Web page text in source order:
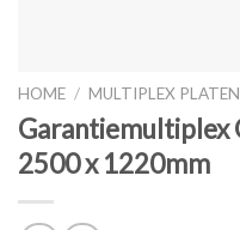
HOME / MULTIPLEX PLATEN
Garantiemultiplex
2500 x 1220mm